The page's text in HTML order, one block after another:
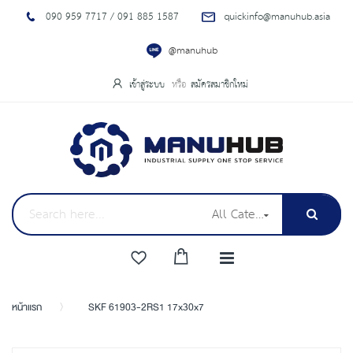
090 959 7717 / 091 885 1587
quickinfo@manuhub.asia
@manuhub
เข้าสู่ระบบ สมัครสมาชิกใหม่
All Categories
หน้าแรก SKF 61903-2RS1 17x30x7